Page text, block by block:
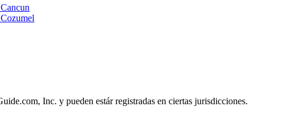
Inc. y pueden estár registradas en ciertas jurisdicciones.